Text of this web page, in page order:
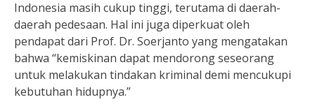
Indonesia masih cukup tinggi, terutama di daerah-
daerah pedesaan. Hal ini juga diperkuat oleh
pendapat dari Prof. Dr. Soerjanto yang mengatakan
bahwa “kemiskinan dapat mendorong seseorang
untuk melakukan tindakan kriminal demi mencukupi
kebutuhan hidupnya.”